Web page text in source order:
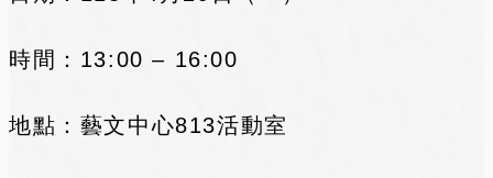
時間：13:00 – 16:00
地點：藝文中心813活動室